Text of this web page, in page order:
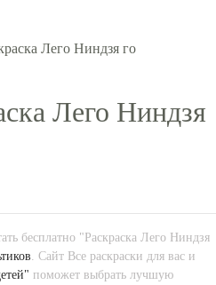
Лего Ниндзя го
Лего Ниндзя
бесплатно "Раскраска Лего Ниндзя
. Сайт Все раскраски для вас и
поможет выбрать лучшую